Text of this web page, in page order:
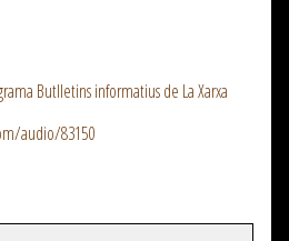
Butlletins informatius de La Xarxa
audio/83150